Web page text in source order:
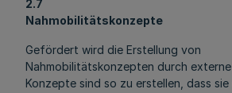
2.7
Nahmobilitätskonzepte
Gefördert wird die Erstellung von
Nahmobilitätskonzepten durch
Konzepte sind so zu erstellen, dass sie